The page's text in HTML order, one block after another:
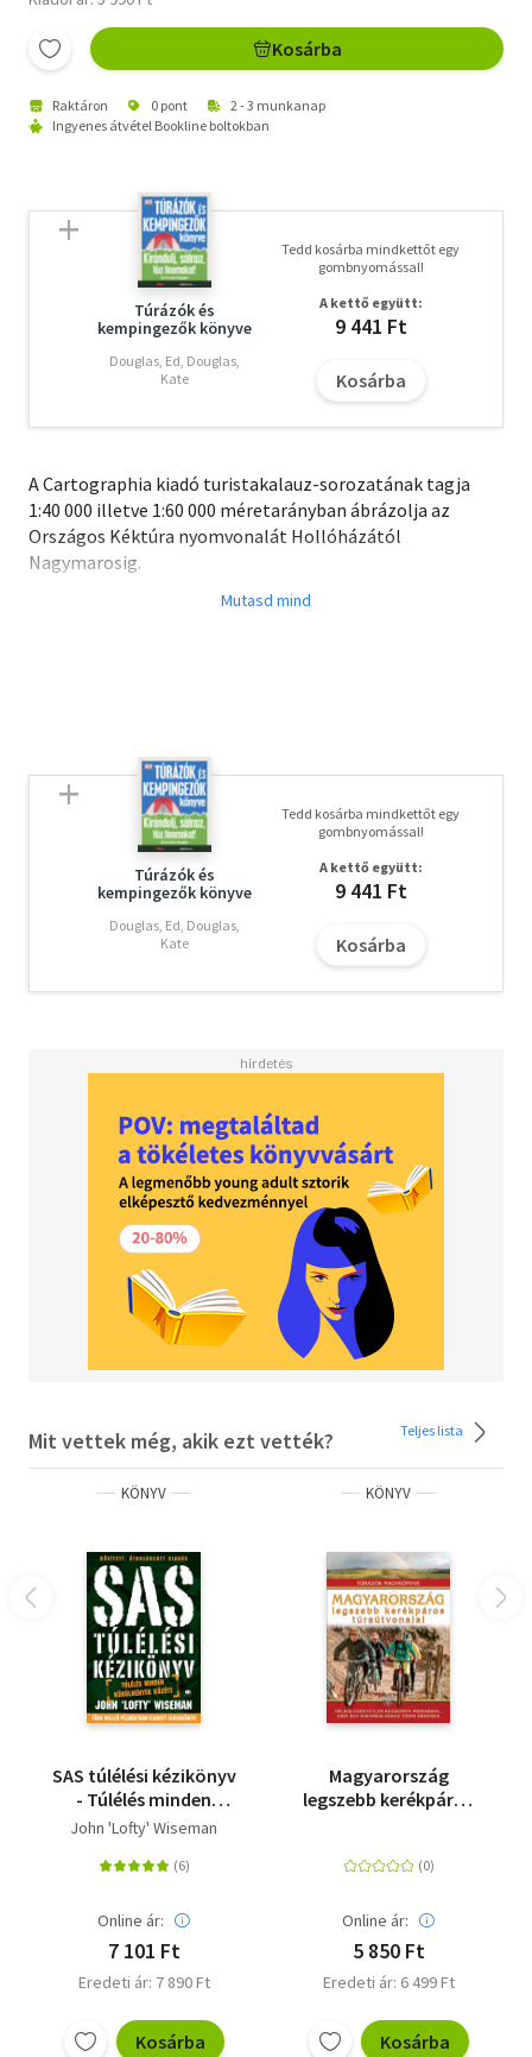
Kosárba
Raktáron 0 pont
2 - 3 munkanap
Ingyenes átvétel Bookline boltokban
Túrázók és
kempingezők könyve
Douglas, Ed, Douglas,
Kate
Tedd kosárba mindkettőt egy
gombnyomással!
A kettő együtt:
9 441 Ft
Kosárba
A Cartographia kiadó turistakalauz-sorozatának tagja
1:40 000 illetve 1:60 000 méretarányban ábrázolja az
Országos Kéktúra nyomvonalát Hollóházától
Nagymarosig.
épített látnivalók (vár, várrom, kastély, templom,
monostor, kilátó)
részletes áttekintő térkép a Kéktúra nyomvonaláról a
turisztikai szolgáltatók fényképes ismertetői
Az új kiadású turistakalauzban aktualizálásra kerültek a
Kéktúra nyomvonalának változásai, az ezekhez
kapcsolódó egyéb jelzések módosulásai, valamint a
Az alaptérkép nagy mértékű frissítése (növényzet,
tömegközlekedés, látnivalók)
A térképi változások átvezetése a túraleírásban
A fényképes településismertetők aktualizálása
Az atlasz könnyen lapozható, nem foglal el nagy helyet,
és emiatt jól kezelhető Az áttekintő térkép segítségével a
túra szakaszolása előzetesen is megtervezhető.
3 nyelvű jelmagyarázat
Túrázók és
kempingezők könyve
Douglas, Ed, Douglas,
Kate
Tedd kosárba mindkettőt egy
gombnyomással!
A kettő együtt:
9 441 Ft
Kosárba
Mit vettek még, akik ezt vették? Teljes lista
KÖNYV
SAS túlélési kézikönyv
- Túlélés minden
körülmények között
John 'Lofty' Wiseman
Online ár:
7 101 Ft
Eredeti ár: 7 890 Ft
Kosárba
KÖNYV
Magyarország
legszebb kerékpáros
Online ár:
5 850 Ft
Eredeti ár: 6 499 Ft
Kosárba